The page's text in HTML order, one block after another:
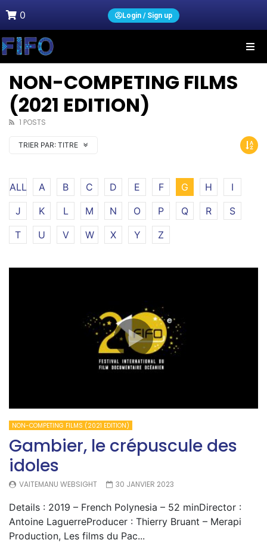
0 Login / Sign up
NON-COMPETING FILMS
(2021 EDITION)
1 POSTS
TRIER PAR: TITRE
ALL A B C D E F G H
I
J
K L M N O P Q R
S
T
U V W X Y Z
NON-COMPETING FILMS (2021 EDITION)
Gambier, le crépuscule des
idoles
VAITEMANU WEBSIGHT 30 JANVIER 2023
Details : 2019 – French Polynesia – 52 minDirector :
Antoine LaguerreProducer : Thierry Bruant – Merapi
Production, Les films du Pac...